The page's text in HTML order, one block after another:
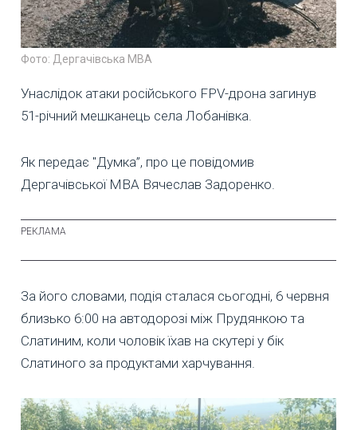
Фото: Дергачівська МВА
Унаслідок атаки російського FPV-дрона загинув
51-річний мешканець села Лобанівка.
Як передає "Думка”, про це повідомив
Дергачівської МВА Вячеслав Задоренко.
За його словами, подія сталася сьогодні, 6 червня
близько 6:00 на автодорозі між Прудянкою та
Слатиним, коли чоловік їхав на скутері у бік
Слатиного за продуктами харчування.